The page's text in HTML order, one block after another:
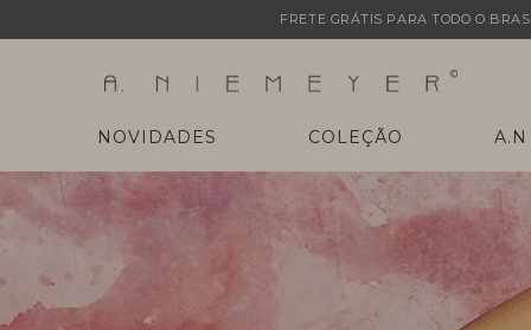
FRETE GRÁTIS PARA TODO O
NOVIDADES COLEÇÃO